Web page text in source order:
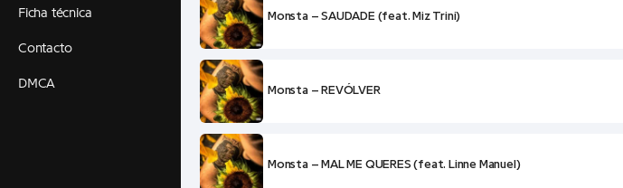
Ficha técnica
Contacto
DMCA
Monsta – SAUDADE (feat. Miz Trini)
Monsta – REVÓLVER
Monsta – MAL ME QUERES (feat. Linne Manuel)